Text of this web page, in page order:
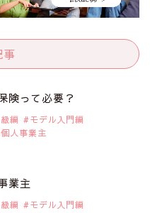
事
険って必要？
編
モデル入門編
個人事業主
業主
編
モデル入門編